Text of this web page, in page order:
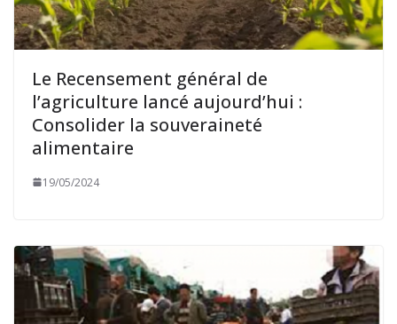
Le Recensement général de
l’agriculture lancé aujourd’hui :
Consolider la souveraineté
alimentaire
19/05/2024